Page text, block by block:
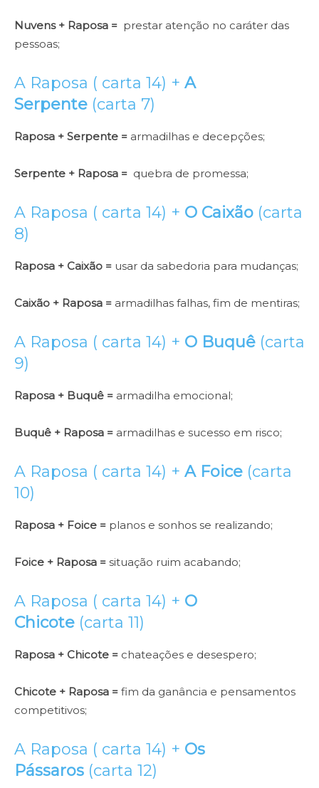
Nuvens + Raposa = prestar atenção no caráter das
pessoas;
A Raposa ( carta 14) + A
Serpente (carta 7)
Raposa + Serpente = armadilhas e decepções;
Serpente + Raposa = quebra de promessa;
A Raposa ( carta 14) + O Caixão (carta
8)
Raposa + Caixão = usar da sabedoria para mudanças;
Caixão + Raposa = armadilhas falhas, fim de mentiras;
A Raposa ( carta 14) + O Buquê (carta
9)
Raposa + Buquê = armadilha emocional;
Buquê + Raposa = armadilhas e sucesso em risco;
A Raposa ( carta 14) + A Foice (carta
10)
Raposa + Foice = planos e sonhos se realizando;
Foice + Raposa = situação ruim acabando;
A Raposa ( carta 14) + O
Chicote (carta 11)
Raposa + Chicote = chateações e desespero;
Chicote + Raposa = fim da ganância e pensamentos
competitivos;
A Raposa ( carta 14) + Os
Pássaros (carta 12)